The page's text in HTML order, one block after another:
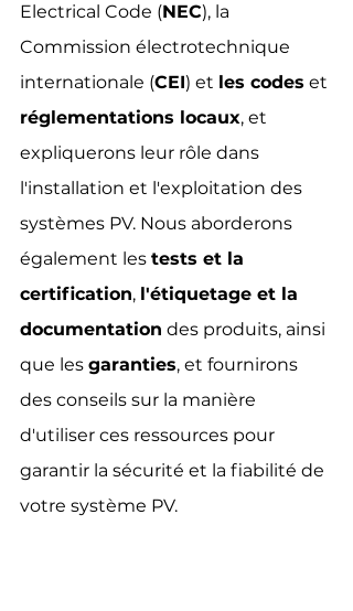
Electrical Code (NEC), la
Commission électrotechnique
internationale (CEI) et les codes et
réglementations locaux, et
expliquerons leur rôle dans
l'installation et l'exploitation des
systèmes PV. Nous aborderons
également les tests et la
certification, l'étiquetage et la
documentation des produits, ainsi
que les garanties, et fournirons
des conseils sur la manière
d'utiliser ces ressources pour
garantir la sécurité et la fiabilité de
votre système PV.